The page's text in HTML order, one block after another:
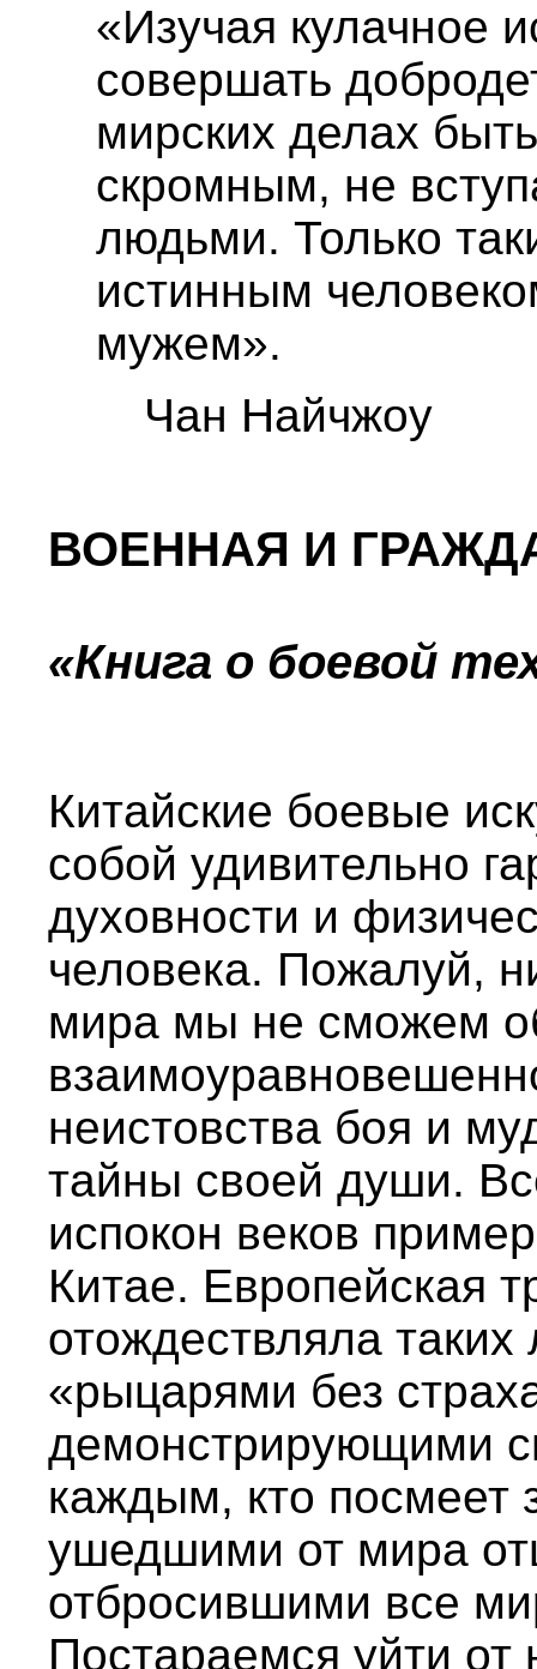
«Изучая кулачное
совершать
мирских делах
скромным, не
людьми. Только
истинным
мужем».
Чан Найчжоу
ВОЕННАЯ И
«Книга о боевой
Китайские боевые
собой удивительно
духовности и
человека. Пожалуй,
мира мы не сможем
неистовства боя и
тайны своей души.
испокон веков
Китае. Европейская
отождествляла
«рыцарями без
демонстрирующими
каждым, кто посмеет
ушедшими от мира
отбросившими все
Постараемся уйти от